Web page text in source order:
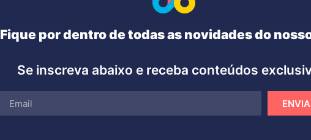
Fique por dentro de todas as novidades do
Se inscreva abaixo e receba conteúdos